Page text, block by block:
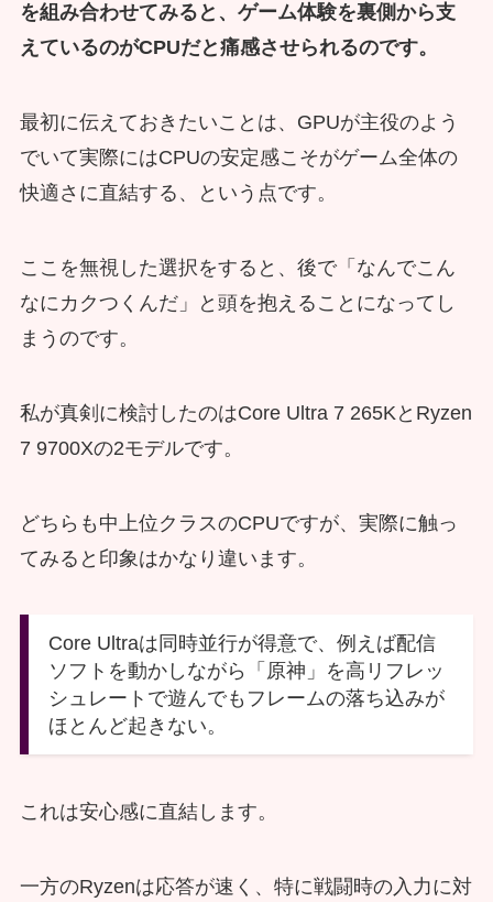
を組み合わせてみると、ゲーム体験を裏側から支
えているのがCPUだと痛感させられるのです。
最初に伝えておきたいことは、GPUが主役のよう
でいて実際にはCPUの安定感こそがゲーム全体の
快適さに直結する、という点です。
ここを無視した選択をすると、後で「なんでこん
なにカクつくんだ」と頭を抱えることになってし
まうのです。
私が真剣に検討したのはCore Ultra 7 265KとRyzen
7 9700Xの2モデルです。
どちらも中上位クラスのCPUですが、実際に触っ
てみると印象はかなり違います。
Core Ultraは同時並行が得意で、例えば配信
ソフトを動かしながら「原神」を高リフレッ
シュレートで遊んでもフレームの落ち込みが
ほとんど起きない。
これは安心感に直結します。
一方のRyzenは応答が速く、特に戦闘時の入力に対